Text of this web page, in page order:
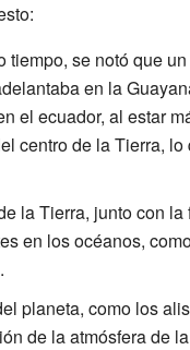
tiempo, se notó que
en la
el ecuador, al estar
centro de la Tierra, lo
la Tierra, junto con la
en los océanos,
planeta, como los
de la atmósfera de